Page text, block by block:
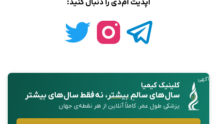
آپدیت ام‌دی را دنبال کنید:
آگهی
کلینیک کیمیا
سال‌های سالمِبیشتر، نه فقط سال‌های بیشتر
پزشکی طول عمر، کاملاً آنلاین از هر نقطه‌ی جهان